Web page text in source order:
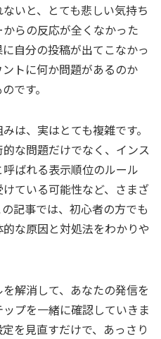
いと、とても悲しい気持ち
らの反応が全くなかった
自分の投稿が出てこなかっ
トに何か問題があるのか
です。
は、実はとても複雑です。
な問題だけでなく、インス
ばれる表示順位のルール
ている可能性など、さまざ
記事では、初心者の方でも
な原因と対処法をわかりや
解消して、あなたの発信を
プを一緒に確認していきま
を見直すだけで、あっさり